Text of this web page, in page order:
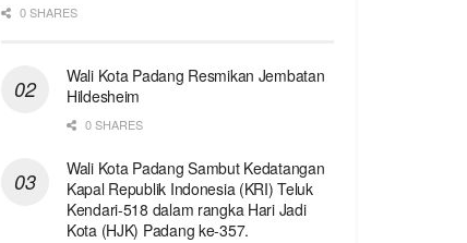
0 SHARES
Wali Kota Padang Resmikan Jembatan
Hildesheim
0 SHARES
Wali Kota Padang Sambut Kedatangan
Kapal Republik Indonesia (KRI) Teluk
Kendari-518 dalam rangka Hari Jadi
Kota (HJK) Padang ke-357.